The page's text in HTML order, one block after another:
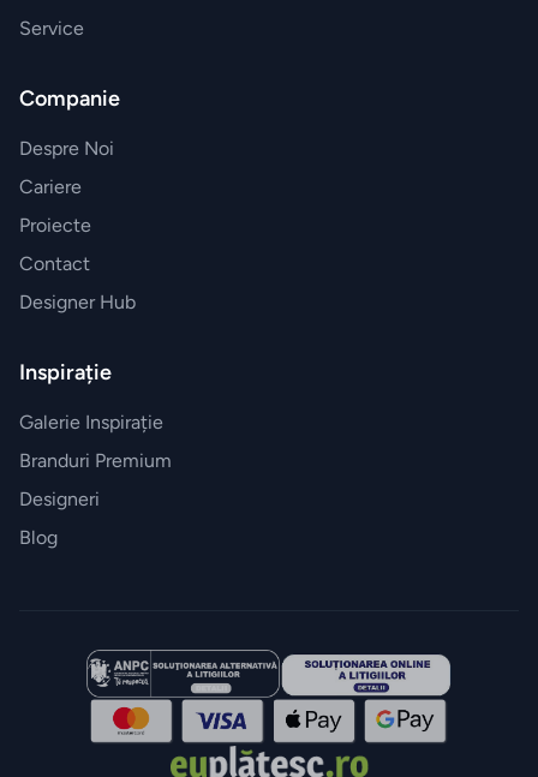
Service
Companie
Despre Noi
Cariere
Proiecte
Contact
Designer Hub
Inspirație
Galerie Inspirație
Branduri Premium
Designeri
Blog